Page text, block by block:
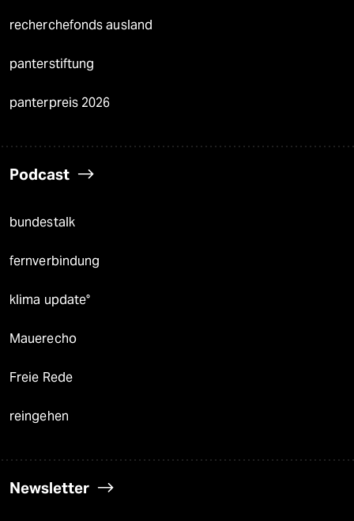
recherchefonds ausland
panterstiftung
panterpreis 2026
Podcast
bundestalk
fernverbindung
klima update°
Mauerecho
Freie Rede
reingehen
Newsletter